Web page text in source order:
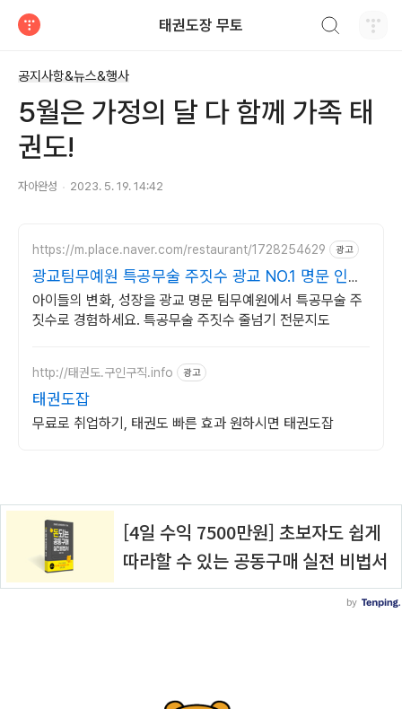
태권도장 무토
공지사항&뉴스&행사
5월은 가정의 달 다 함께 가족 태
권도!
자아완성 2023. 5. 19. 14:42
https://m.place.naver.com/restaurant/1728254629 광고
광교팀무예원 특공무술 주짓수 광교 NO.1 명문 인기
도장
아이들의 변화, 성장을 광교 명문 팀무예원에서 특공무술 주
짓수로 경험하세요. 특공무술 주짓수 줄넘기 전문지도
http://태권도.구인구직.info 광고
태권도잡
무료로 취업하기, 태권도 빠른 효과 원하시면 태권도잡